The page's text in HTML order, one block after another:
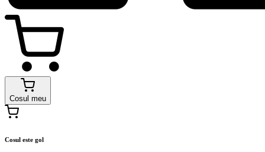
Cosul meu
Cosul este gol